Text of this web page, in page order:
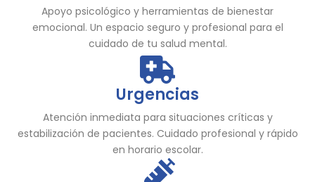
Apoyo psicológico y herramientas de bienestar
emocional. Un espacio seguro y profesional para el
cuidado de tu salud mental.
Urgencias
Atención inmediata para situaciones críticas y
estabilización de pacientes. Cuidado profesional y rápido
en horario escolar.